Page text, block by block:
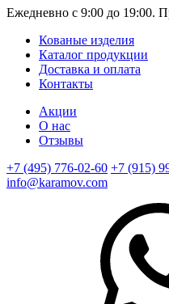
Ежедневно с 9:00 до 19:00.
Кованые изделия
Каталог продукции
Доставка и оплата
Контакты
Акции
О нас
Отзывы
+7 (495) 776-02-60 +7 (915)
info@karamov.com